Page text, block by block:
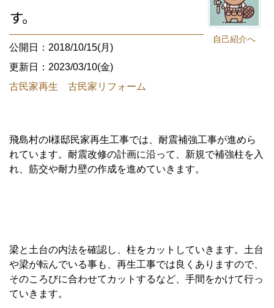
自己紹介へ
す。
公開日：2018/10/15(月)
更新日：2023/03/10(金)
古民家再生 古民家リフォーム
飛島村のI様邸民家再生工事では、耐震補強工事が進めら
れています。耐震改修の計画に沿って、新規で補強柱を入
れ、筋交や耐力壁の作成を進めていきます。
梁と土台の内法を確認し、柱をカットしていきます。土台
や梁が転んでいる事も、再生工事では良くありますので、
そのころびに合わせてカットするなど、手間をかけて行っ
ていきます。